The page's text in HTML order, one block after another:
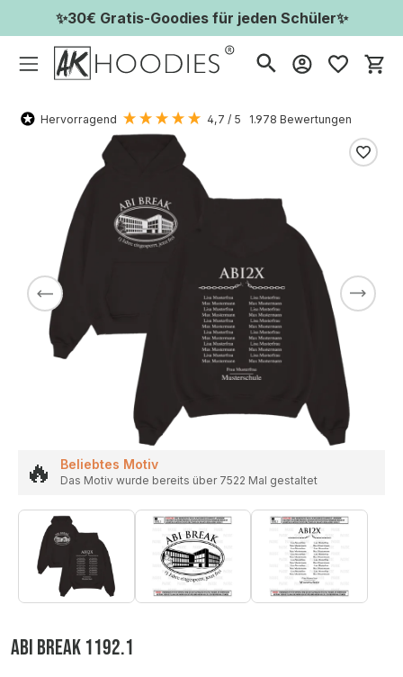
✨30€ Gratis-Goodies für jeden Schüler✨
Hervorragend 4,7 / 5 1.978 Bewertungen
🔥 Beliebtes Motiv
Das Motiv wurde bereits über 7522 Mal gestaltet
ABI BREAK 1192.1